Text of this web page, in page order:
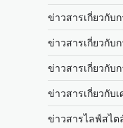
ข่าวสารเกี่ยวกับ
ข่าวสารเกี่ยวกั
ข่าวสารเกี่ยวกั
ข่าวสารเกี่ยวกับ
ข่าวสารไลฟ์สไต